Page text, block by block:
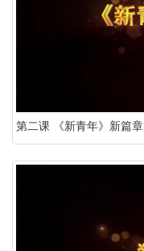
第二课 《新青年》新篇章